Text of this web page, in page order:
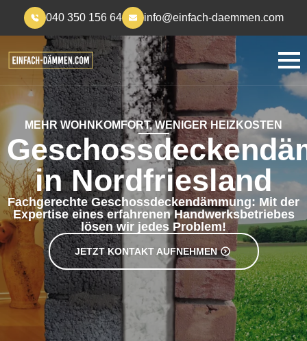
040 350 156 64 info@einfach-daemmen.com
MEHR WOHNKOMFORT, WENIGER HEIZKOSTEN
in Nordfriesland
Fachgerechte Geschossdeckendämmung: Mit der
Expertise eines erfahrenen Handwerksbetriebes
lösen wir jedes Problem!
JETZT KONTAKT AUFNEHMEN